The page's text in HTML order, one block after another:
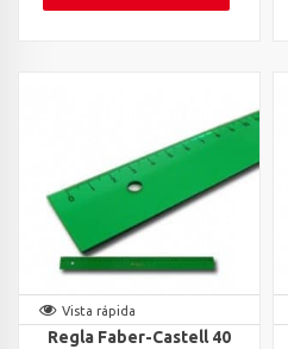
Vista rápida
Regla Faber-Castell 40